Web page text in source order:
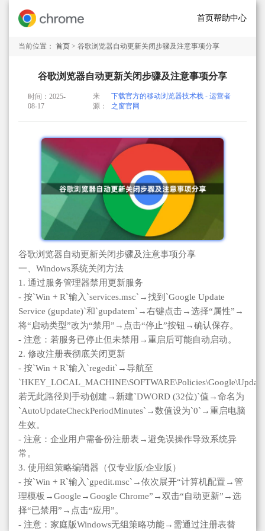
首页帮助中心
当前位置： 首页 > 谷歌浏览器自动更新关闭步骤及注意事项分享
谷歌浏览器自动更新关闭步骤及注意事项分享
时间：2025-
08-17
来
源：
下载官方的移动浏览器技术栈 - 运营者
之窗官网
谷歌浏览器自动更新关闭步骤及注意事项分享
一、Windows系统关闭方法
1. 通过服务管理器禁用更新服务
- 按`Win + R`输入`services.msc`→找到`Google Update
Service (gupdate)`和`gupdatem`→右键点击→选择“属性”→
将“启动类型”改为“禁用”→点击“停止”按钮→确认保存。
- 注意：若服务已停止但未禁用→重启后可能自动启动。
2. 修改注册表彻底关闭更新
- 按`Win + R`输入`regedit`→导航至
若无此路径则手动创建→新建`DWORD (32位)`值→命名为
`AutoUpdateCheckPeriodMinutes`→数值设为`0`→重启电脑
生效。
- 注意：企业用户需备份注册表→避免误操作导致系统异
常。
3. 使用组策略编辑器（仅专业版/企业版）
- 按`Win + R`输入`gpedit.msc`→依次展开“计算机配置→管
理模板→Google→Google Chrome”→双击“自动更新”→选
择“已禁用”→点击“应用”。
- 注意：家庭版Windows无组策略功能→需通过注册表替